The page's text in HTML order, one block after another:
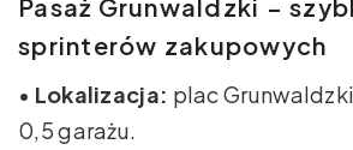
Pasaż Grunwaldzki –
sprinterów zakupowych
• Lokalizacja: plac
0,5 garażu.